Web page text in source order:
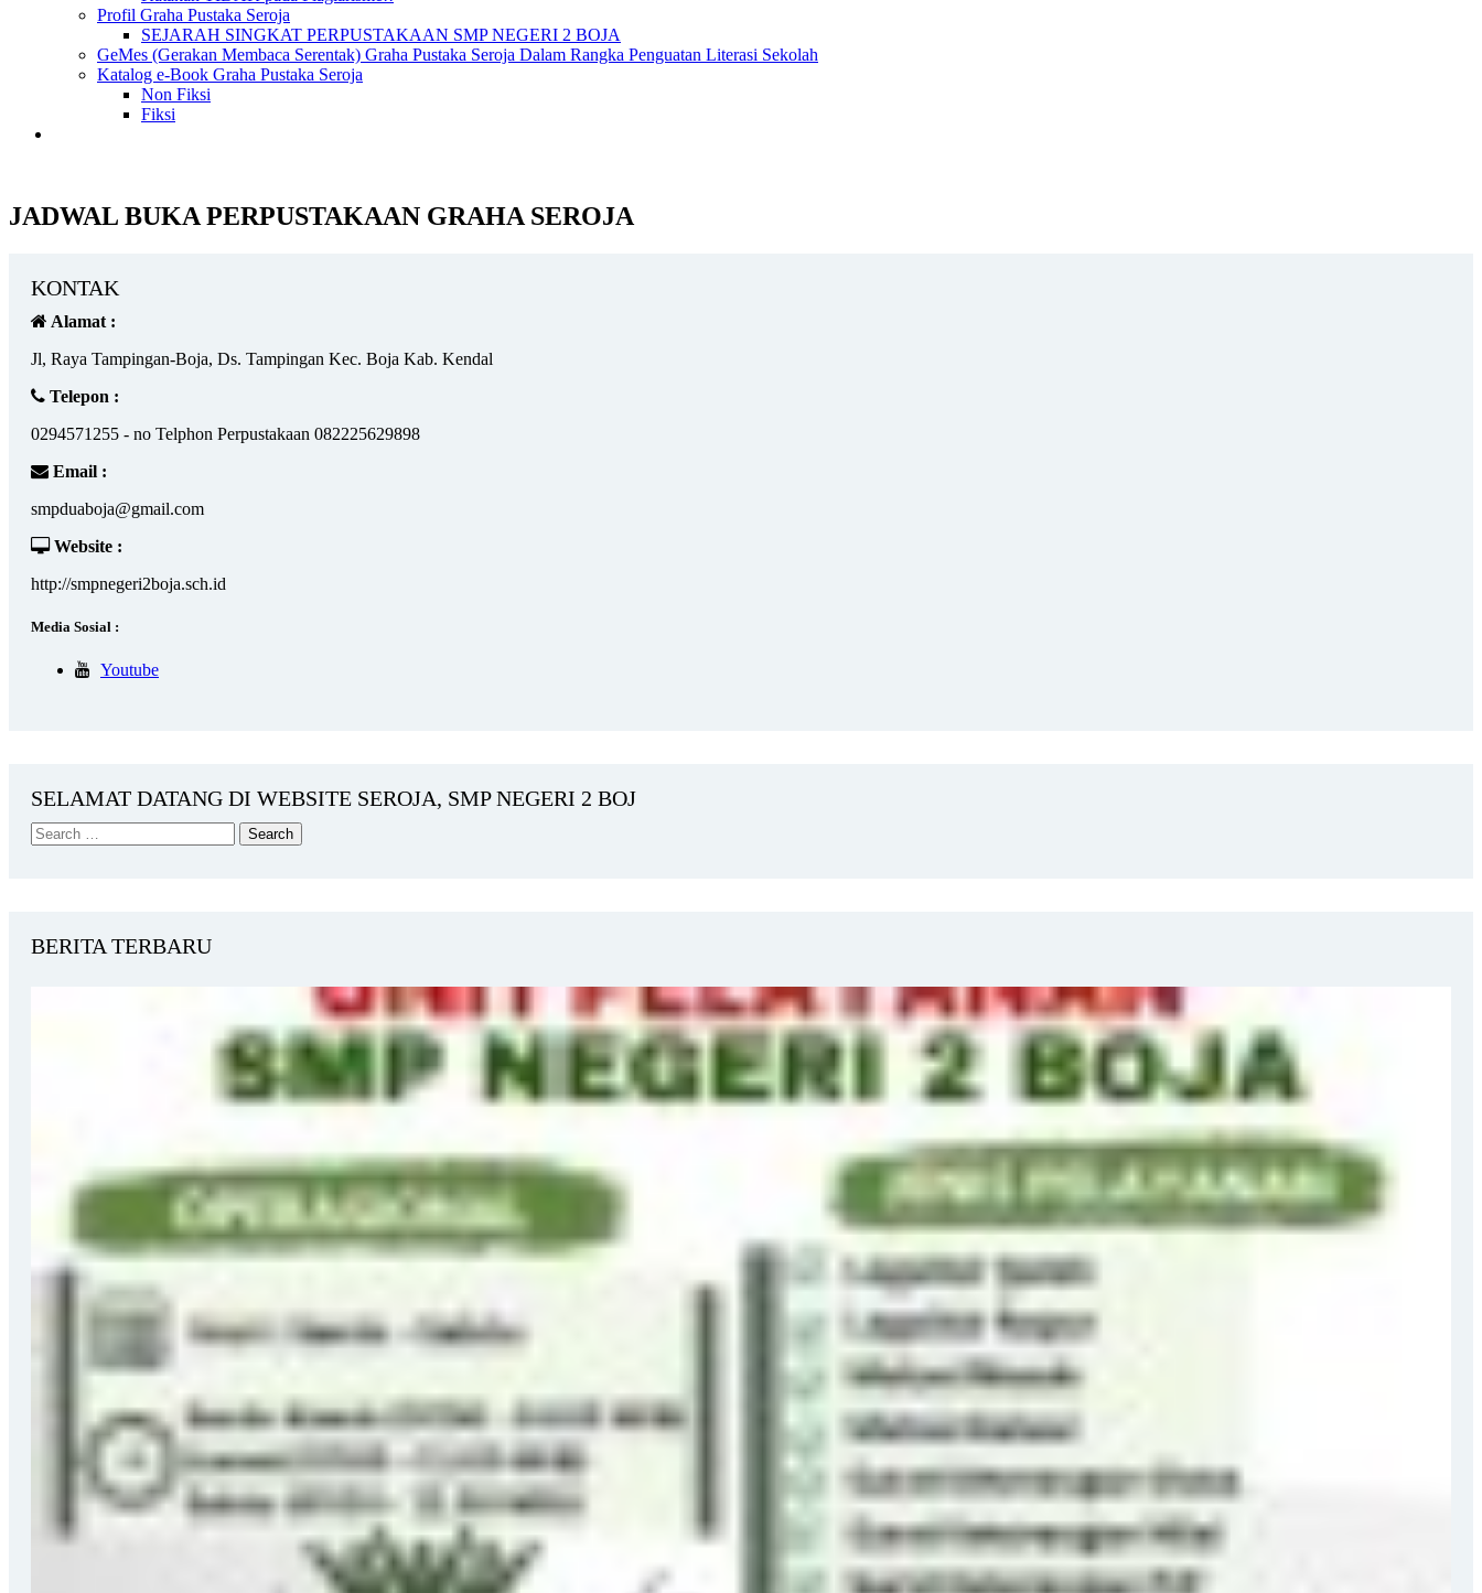
Profil Graha Pustaka Seroja
SEJARAH SINGKAT PERPUSTAKAAN SMP NEGERI 2 BOJA
GeMes (Gerakan Membaca Serentak) Graha Pustaka Seroja Dalam Rangka Penguatan Literasi Sekolah
Katalog e-Book Graha Pustaka Seroja
Non Fiksi
Fiksi
JADWAL BUKA PERPUSTAKAAN GRAHA SEROJA
KONTAK
Alamat :
Jl, Raya Tampingan-Boja, Ds. Tampingan Kec. Boja Kab. Kendal
Telepon :
0294571255 - no Telphon Perpustakaan 082225629898
Email :
smpduaboja@gmail.com
Website :
http://smpnegeri2boja.sch.id
Media Sosial :
Youtube
SELAMAT DATANG DI WEBSITE SEROJA, SMP NEGERI 2 BOJ
BERITA TERBARU